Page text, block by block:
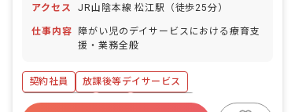
アクセス JR山陰本線 松江駅（徒歩25分）
仕事内容
障がい児のデイサービスにおける療育支
援・業務全般
契約社員
放課後等デイサービス
社会保険完備
有給
残業少なめ